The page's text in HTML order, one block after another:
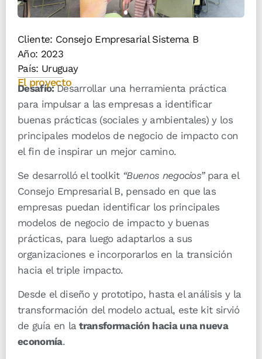
Cliente: Consejo Empresarial Sistema B
Año: 2023
País: Uruguay
El proyecto
Desafío:Desarrollar una herramienta práctica
para impulsar a las empresas a identificar
buenas prácticas (sociales y ambientales) y los
principales modelos de negocio de impacto con
el fin de inspirar un mejor camino.
Se desarrolló el toolkit “Buenos negocios” para el
Consejo Empresarial B, pensado en que las
empresas puedan identificar los principales
modelos de negocio de impacto y buenas
prácticas, para luego adaptarlos a sus
organizaciones e incorporarlos en la transición
hacia el triple impacto.
Desde el diseño y prototipo, hasta el análisis y la
transformación del modelo actual, este kit sirvió
de guía en latransformación hacia una nueva
economía.